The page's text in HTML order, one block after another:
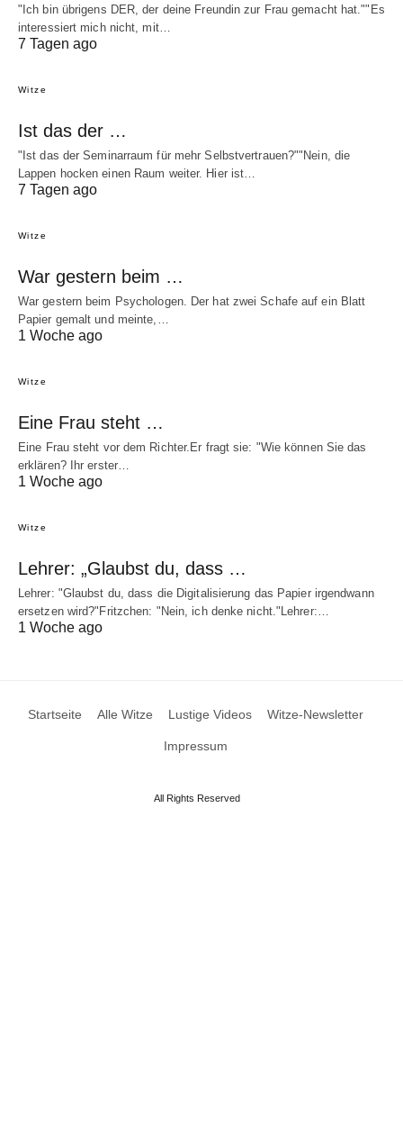
"Ich bin übrigens DER, der deine Freundin zur Frau gemacht hat.""Es
interessiert mich nicht, mit…
7 Tagen ago
Witze
Ist das der …
"Ist das der Seminarraum für mehr Selbstvertrauen?""Nein, die
Lappen hocken einen Raum weiter. Hier ist…
7 Tagen ago
Witze
War gestern beim …
War gestern beim Psychologen. Der hat zwei Schafe auf ein Blatt
Papier gemalt und meinte,…
1 Woche ago
Witze
Eine Frau steht …
Eine Frau steht vor dem Richter.Er fragt sie: "Wie können Sie das
erklären? Ihr erster…
1 Woche ago
Witze
Lehrer: „Glaubst du, dass …
Lehrer: "Glaubst du, dass die Digitalisierung das Papier irgendwann
ersetzen wird?"Fritzchen: "Nein, ich denke nicht."Lehrer:…
1 Woche ago
Startseite Alle Witze Lustige Videos Witze-Newsletter
Impressum
All Rights Reserved